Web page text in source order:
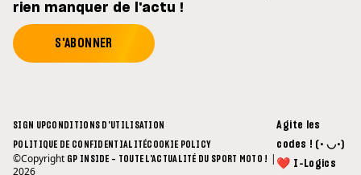
rien manquer de l'actu !
S'ABONNER
SIGN UPCONDITIONS D'UTILISATION
POLITIQUE DE CONFIDENTIALITÉCOOKIE POLICY
©Copyright GP INSIDE - TOUTE L'ACTUALITÉ DU SPORT MOTO ! |
2026
Agite les
codes ! (• ◡•)
❤ I-Logics